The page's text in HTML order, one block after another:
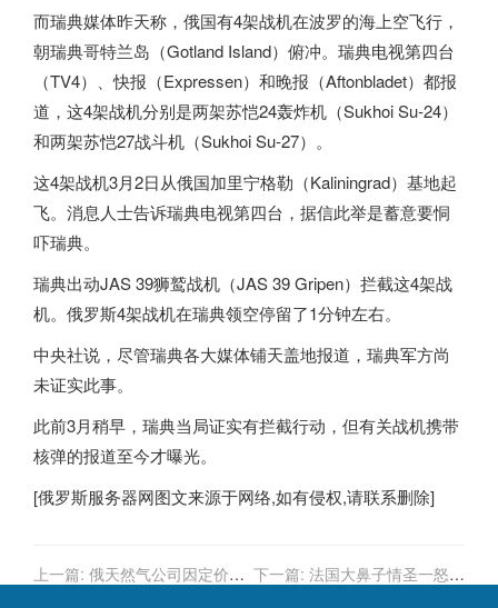
而瑞典媒体昨天称，俄国有4架战机在波罗的海上空飞行，
朝瑞典哥特兰岛（Gotland Island）俯冲。瑞典电视第四台
（TV4）、快报（Expressen）和晚报（Aftonbladet）都报
道，这4架战机分别是两架苏恺24轰炸机（Sukhoi Su-24）
和两架苏恺27战斗机（Sukhoi Su-27）。
这4架战机3月2日从俄国加里宁格勒（Kaliningrad）基地起
飞。消息人士告诉瑞典电视第四台，据信此举是蓄意要恫
吓瑞典。
瑞典出动JAS 39狮鹫战机（JAS 39 Gripen）拦截这4架战
机。 俄罗斯4架战机在瑞典领空停留了1分钟左右。
中央社说，尽管瑞典各大媒体铺天盖地报道，瑞典军方尚
未证实此事。
此前3月稍早，瑞典当局证实有拦截行动，但有关战机携带
核弹的报道至今才曝光。
[俄罗斯服务器网图文来源于网络,如有侵权,请联系删除]
上一篇: 俄天然气公司因定价问 下一篇: 法国大鼻子情圣一怒轰